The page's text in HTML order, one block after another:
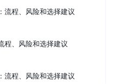
流程、风险和选择建议
程、风险和选择建议
流程、风险和选择建议